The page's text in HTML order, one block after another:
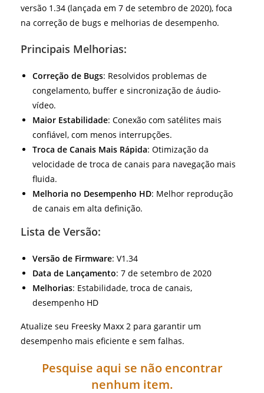
versão 1.34 (lançada em 7 de setembro de 2020), foca
na correção de bugs e melhorias de desempenho.
Principais Melhorias:
Correção de Bugs: Resolvidos problemas de
congelamento, buffer e sincronização de áudio-
vídeo.
Maior Estabilidade: Conexão com satélites mais
confiável, com menos interrupções.
Troca de Canais Mais Rápida: Otimização da
velocidade de troca de canais para navegação mais
fluida.
Melhoria no Desempenho HD: Melhor reprodução
de canais em alta definição.
Lista de Versão:
Versão de Firmware: V1.34
Data de Lançamento: 7 de setembro de 2020
Melhorias: Estabilidade, troca de canais,
desempenho HD
Atualize seu Freesky Maxx 2 para garantir um
desempenho mais eficiente e sem falhas.
Pesquise aqui se não encontrar
nenhum item.